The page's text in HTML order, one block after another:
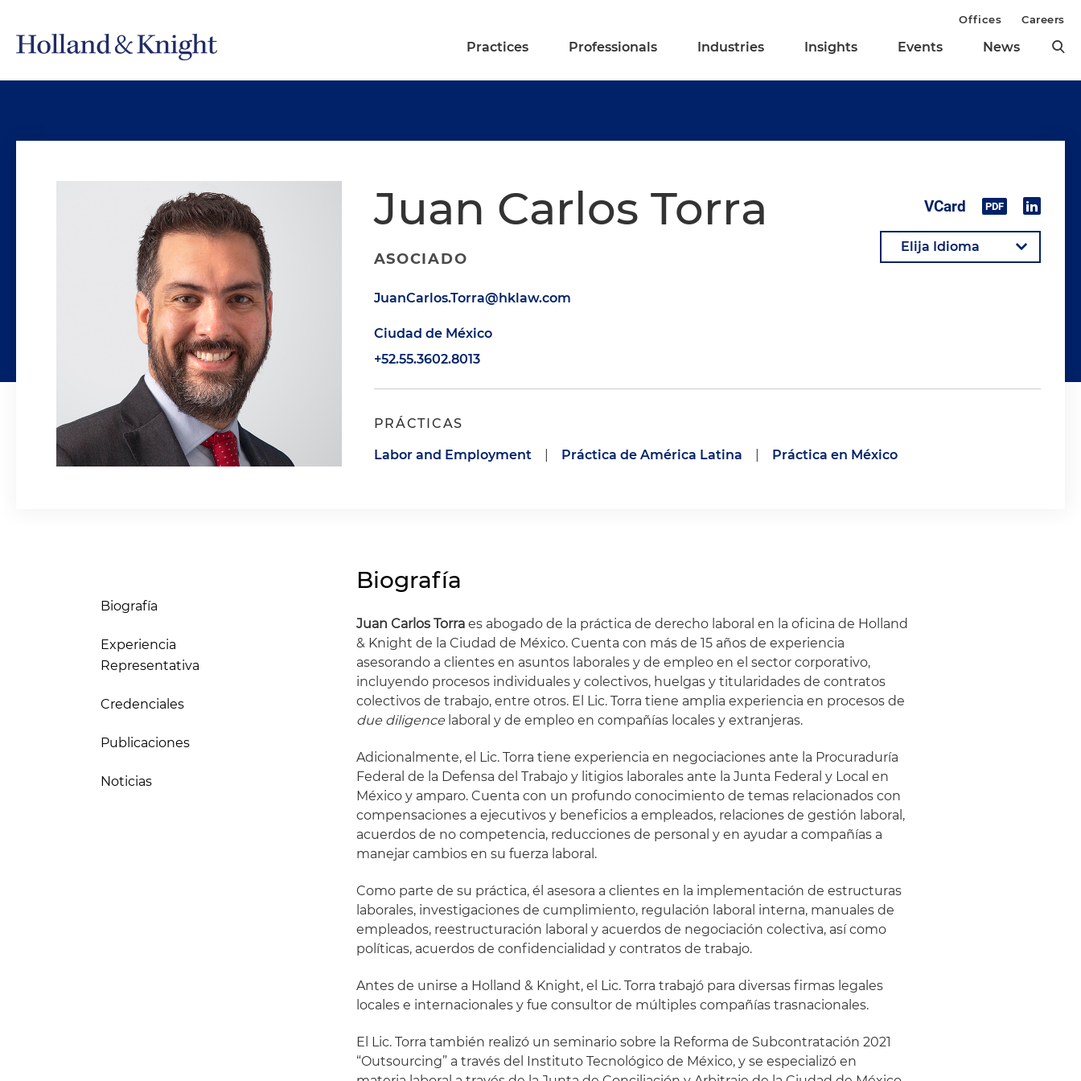
Practices Professionals Industries Insights Events News
Offices Careers
Juan Carlos Torra
ASOCIADO
JuanCarlos.Torra@hklaw.com
Ciudad de México
+52.55.3602.8013
PRÁCTICAS
Labor and Employment Práctica de América Latina Práctica en México
Biografía
Experiencia
Representativa
Credenciales
Publicaciones
Noticias
Biografía
Juan Carlos Torra es abogado de la práctica de derecho laboral en la oficina de Holland
& Knight de la Ciudad de México. Cuenta con más de 15 años de experiencia
asesorando a clientes en asuntos laborales y de empleo en el sector corporativo,
incluyendo procesos individuales y colectivos, huelgas y titularidades de contratos
colectivos de trabajo, entre otros. El Lic. Torra tiene amplia experiencia en procesos de
due diligence laboral y de empleo en compañías locales y extranjeras.
Adicionalmente, el Lic. Torra tiene experiencia en negociaciones ante la Procuraduría
Federal de la Defensa del Trabajo y litigios laborales ante la Junta Federal y Local en
México y amparo. Cuenta con un profundo conocimiento de temas relacionados con
compensaciones a ejecutivos y beneficios a empleados, relaciones de gestión laboral,
acuerdos de no competencia, reducciones de personal y en ayudar a compañías a
manejar cambios en su fuerza laboral.
Como parte de su práctica, él asesora a clientes en la implementación de estructuras
laborales, investigaciones de cumplimiento, regulación laboral interna, manuales de
empleados, reestructuración laboral y acuerdos de negociación colectiva, así como
políticas, acuerdos de confidencialidad y contratos de trabajo.
Antes de unirse a Holland & Knight, el Lic. Torra trabajó para diversas firmas legales
locales e internacionales y fue consultor de múltiples compañías trasnacionales.
El Lic. Torra también realizó un seminario sobre la Reforma de Subcontratación 2021
“Outsourcing” a través del Instituto Tecnológico de México, y se especializó en